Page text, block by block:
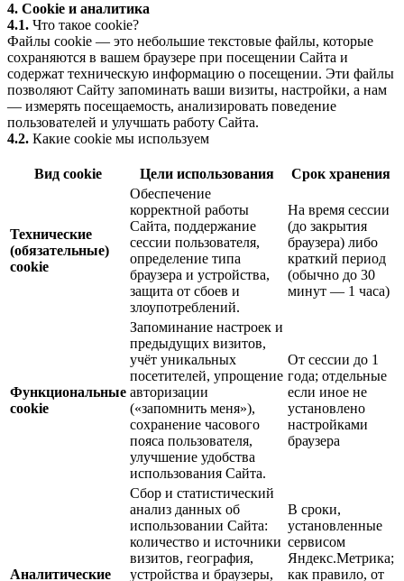
4. Cookie и аналитика
4.1. Что такое cookie?
Файлы cookie — это небольшие текстовые файлы, которые
сохраняются в вашем браузере при посещении Сайта и
содержат техническую информацию о посещении. Эти файлы
позволяют Сайту запоминать ваши визиты, настройки, а нам
— измерять посещаемость, анализировать поведение
пользователей и улучшать работу Сайта.
4.2. Какие cookie мы используем
Вид cookie Цели использования Срок хранения
Технические
(обязательные)
cookie
Обеспечение
корректной работы
Сайта, поддержание
сессии пользователя,
определение типа
браузера и устройства,
защита от сбоев и
злоупотреблений.
На время сессии
(до закрытия
браузера) либо
краткий период
(обычно до 30
минут — 1 часа)
Функциональные
cookie
Запоминание настроек и
предыдущих визитов,
учёт уникальных
посетителей, упрощение
авторизации
(«запомнить меня»),
сохранение часового
пояса пользователя,
улучшение удобства
использования Сайта.
От сессии до 1
года; отдельные
если иное не
установлено
настройками
браузера
Аналитические
Сбор и статистический
анализ данных об
использовании Сайта:
количество и источники
визитов, география,
устройства и браузеры,
В сроки,
установленные
сервисом
Яндекс.Метрика;
как правило, от